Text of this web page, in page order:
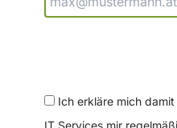
Ich erkläre mich
IT Services mir